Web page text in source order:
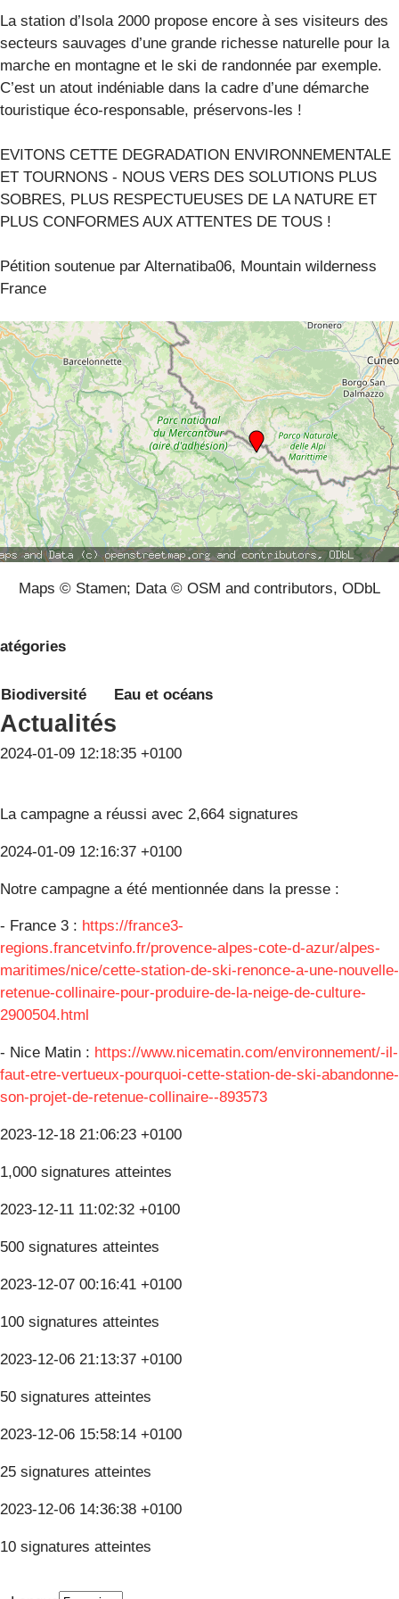
La station d’Isola 2000 propose encore à ses visiteurs des
secteurs sauvages d’une grande richesse naturelle pour la
marche en montagne et le ski de randonnée par exemple.
C’est un atout indéniable dans la cadre d’une démarche
touristique éco-responsable, préservons-les !
EVITONS CETTE DEGRADATION ENVIRONNEMENTALE
ET TOURNONS - NOUS VERS DES SOLUTIONS PLUS
SOBRES, PLUS RESPECTUEUSES DE LA NATURE ET
PLUS CONFORMES AUX ATTENTES DE TOUS !
Pétition soutenue par Alternatiba06, Mountain wilderness
France
Maps © Stamen; Data © OSM and contributors, ODbL
Biodiversité Eau et océans
Actualités
2024-01-09 12:18:35 +0100
La campagne a réussi avec 2,664 signatures
2024-01-09 12:16:37 +0100
Notre campagne a été mentionnée dans la presse :
- France 3 : https://france3-
regions.francetvinfo.fr/provence-alpes-cote-d-azur/alpes-
maritimes/nice/cette-station-de-ski-renonce-a-une-nouvelle-
retenue-collinaire-pour-produire-de-la-neige-de-culture-
2900504.html
- Nice Matin : https://www.nicematin.com/environnement/-il-
faut-etre-vertueux-pourquoi-cette-station-de-ski-abandonne-
son-projet-de-retenue-collinaire--893573
2023-12-18 21:06:23 +0100
1,000 signatures atteintes
2023-12-11 11:02:32 +0100
500 signatures atteintes
2023-12-07 00:16:41 +0100
100 signatures atteintes
2023-12-06 21:13:37 +0100
50 signatures atteintes
2023-12-06 15:58:14 +0100
25 signatures atteintes
2023-12-06 14:36:38 +0100
10 signatures atteintes